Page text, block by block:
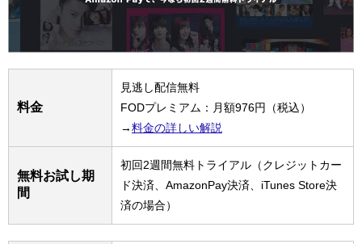
料金
見逃し配信無料
FODプレミアム：月額976円（税込）
→料金の詳しい解説
無料お試し期
間
初回2週間無料トライアル（クレジットカー
ド決済、AmazonPay決済、iTunes Store決
済の場合）